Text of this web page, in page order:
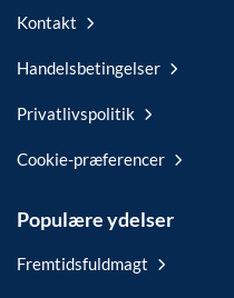
Kontakt
Handelsbetingelser
Privatlivspolitik
Cookie-præferencer
Populære ydelser
Fremtidsfuldmagt